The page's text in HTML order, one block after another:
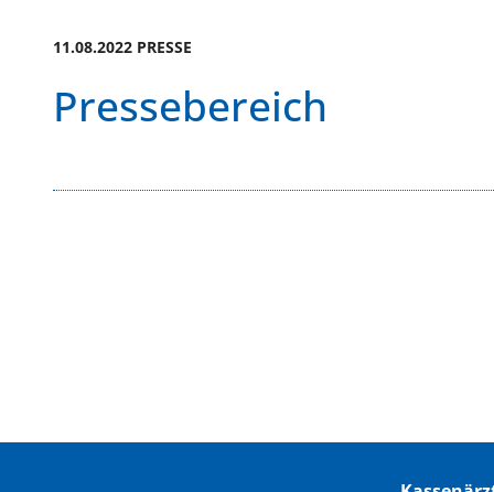
11.08.2022 PRESSE
Pressebereich